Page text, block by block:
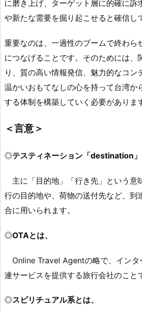
に磨き上げ、ターゲット層に的確に訴
や新たな需要を掘り起こせると確信し
重要なのは、一過性のブームで終わら
につなげることです。そのためには、
り、質の高い情報発信、魅力的なコン
温かいおもてなしの心を持って台湾か
する体制を構築していく必要がありま
＜言意＞
◎テスティネーション「destination」
主に「目的地」「行き先」という意
行の目的地や、荷物の送付先など、到
合に用いられます。
◎OTAとは、
Online Travel Agentの略で、インタ
連サービスを提供する旅行会社のこと
◎スピリチュアル系とは、